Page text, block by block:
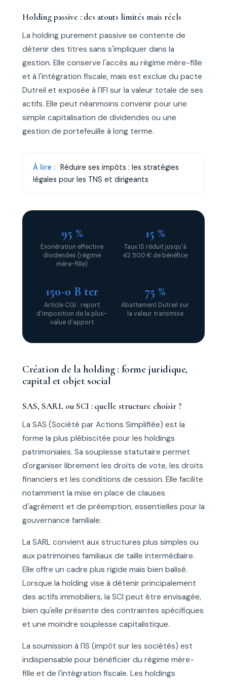
Holding passive : des atouts limités mais réels
La holding purement passive se contente de
détenir des titres sans s'impliquer dans la
gestion. Elle conserve l'accès au régime mère-fille
et à l'intégration fiscale, mais est exclue du pacte
Dutreil et exposée à l'IFI sur la valeur totale de ses
actifs. Elle peut néanmoins convenir pour une
simple capitalisation de dividendes ou une
gestion de portefeuille à long terme.
À lire : Réduire ses impôts : les stratégies
légales pour les TNS et dirigeants
95 %
Exonération effective
dividendes (régime
mère-fille)
15 %
Taux IS réduit jusqu'à
42 500 € de bénéfice
150-0 B ter
Article CGI : report
d'imposition de la plus-
value d'apport
75 %
Abattement Dutreil sur
la valeur transmise
Création de la holding : forme juridique,
capital et objet social
SAS, SARL ou SCI : quelle structure choisir ?
La SAS (Société par Actions Simplifiée) est la
forme la plus plébiscitée pour les holdings
patrimoniales. Sa souplesse statutaire permet
d'organiser librement les droits de vote, les droits
financiers et les conditions de cession. Elle facilite
notamment la mise en place de clauses
d'agrément et de préemption, essentielles pour la
gouvernance familiale.
La SARL convient aux structures plus simples ou
aux patrimoines familiaux de taille intermédiaire.
Elle offre un cadre plus rigide mais bien balisé.
Lorsque la holding vise à détenir principalement
des actifs immobiliers, la SCI peut être envisagée,
bien qu'elle présente des contraintes spécifiques
et une moindre souplesse capitalistique.
La soumission à l'IS (impôt sur les sociétés) est
indispensable pour bénéficier du régime mère-
fille et de l'intégration fiscale. Les holdings